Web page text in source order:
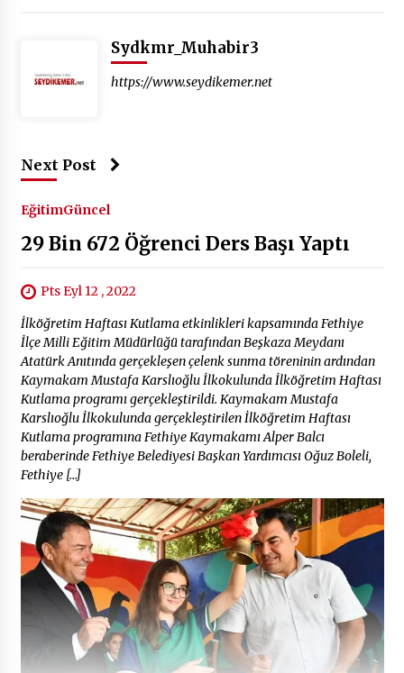
Sydkmr_Muhabir3
https://www.seydikemer.net
Next Post
EğitimGüncel
29 Bin 672 Öğrenci Ders Başı Yaptı
Pts Eyl 12 , 2022
İlköğretim Haftası Kutlama etkinlikleri kapsamında Fethiye
İlçe Milli Eğitim Müdürlüğü tarafından Beşkaza Meydanı
Atatürk Anıtında gerçekleşen çelenk sunma töreninin ardından
Kaymakam Mustafa Karslıoğlu İlkokulunda İlköğretim Haftası
Kutlama programı gerçekleştirildi. Kaymakam Mustafa
Karslıoğlu İlkokulunda gerçekleştirilen İlköğretim Haftası
Kutlama programına Fethiye Kaymakamı Alper Balcı
beraberinde Fethiye Belediyesi Başkan Yardımcısı Oğuz Boleli,
Fethiye […]